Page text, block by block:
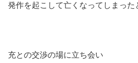
発作を起こして亡くなってしまった
充との交渉の場に立ち会い